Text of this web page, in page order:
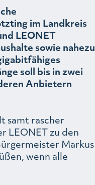
im Landkreis
LEONET
sowie nahezu
soll bis in zwei
Anbietern
samt rascher
LEONET zu den
Markus
wenn alle